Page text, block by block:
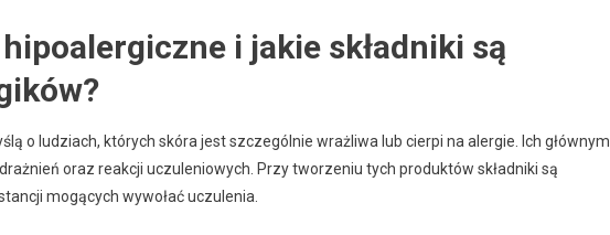
i jakie składniki są
o ludziach, których skóra jest szczególnie wrażliwa lub cierpi na alergie. Ich głównym
oraz reakcji uczuleniowych. Przy tworzeniu tych produktów składniki są
mogących wywołać uczulenia.